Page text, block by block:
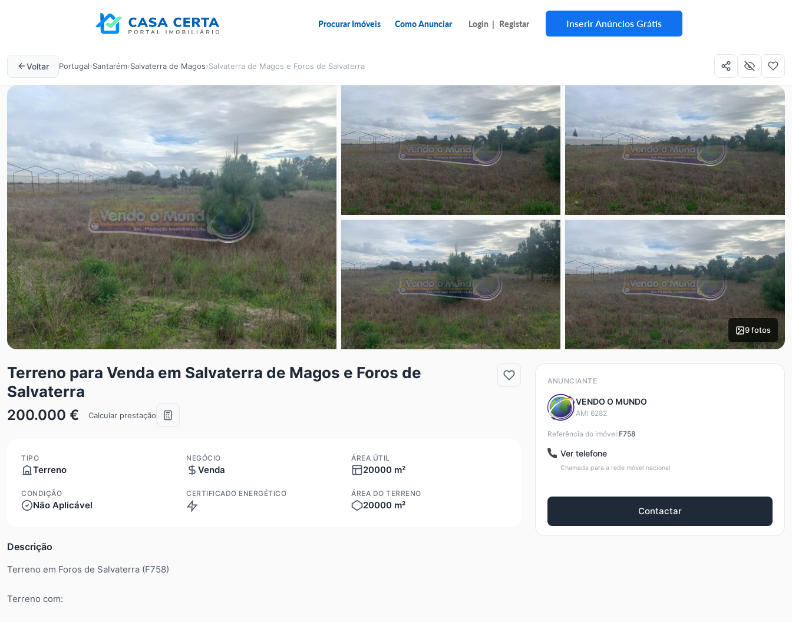
Procurar Imóveis Como Anunciar Login | Registar Inserir Anúncios Grátis
Voltar Portugal›Santarém›Salvaterra de Magos›Salvaterra de Magos e Foros de Salvaterra
9 fotos
Terreno para Venda em Salvaterra de Magos e Foros de
Salvaterra
200.000 € Calcular prestação
TIPO
Terreno
NEGÓCIO
Venda
ÁREA ÚTIL
20000 m²
CONDIÇÃO
Não Aplicável
CERTIFICADO ENERGÉTICO
ÁREA DO TERRENO
20000 m²
Descrição
Terreno em Foros de Salvaterra (F758)
Terreno com:
ANUNCIANTE
VENDO O MUNDO
AMI 6282
Referência do imóvel:F758
Ver telefone
Chamada para a rede móvel nacional
Contactar